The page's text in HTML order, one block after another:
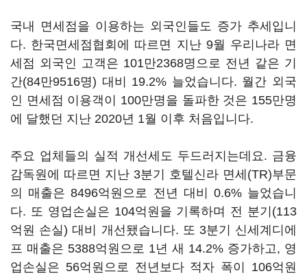
국내 면세점을 이용하는 외국인들도 증가 추세입니
다. 한국면세점협회에 따르면 지난 9월 우리나라 면
세점 외국인 고객은 101만2368명으로 전년 같은 기
간(84만9516명) 대비 19.2% 늘었습니다. 월간 외국
인 면세점 이용객이 100만명을 돌파한 것은 155만명
에 달했던 지난 2020년 1월 이후 처음입니다.
주요 업체들의 실적 개선세도 두드러지는데요. 금융
감독원에 따르면 지난 3분기 호텔신라 면세(TR)부문
의 매출은 8496억원으로 전년 대비 0.6% 늘었습니
다. 또 영업손실은 104억원을 기록하며 전 분기(113
억원 손실) 대비 개선됐습니다. 또 3분기 신세계디에
프 매출은 5388억원으로 1년 새 14.2% 증가하고, 영
업손실은 56억원으로 전년보다 적자 폭이 106억원